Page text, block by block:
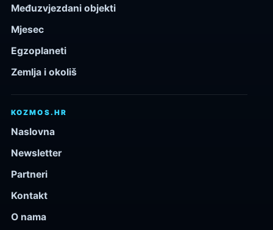
Međuzvjezdani objekti
Mjesec
Egzoplaneti
Zemlja i okoliš
KOZMOS.HR
Naslovna
Newsletter
Partneri
Kontakt
O nama